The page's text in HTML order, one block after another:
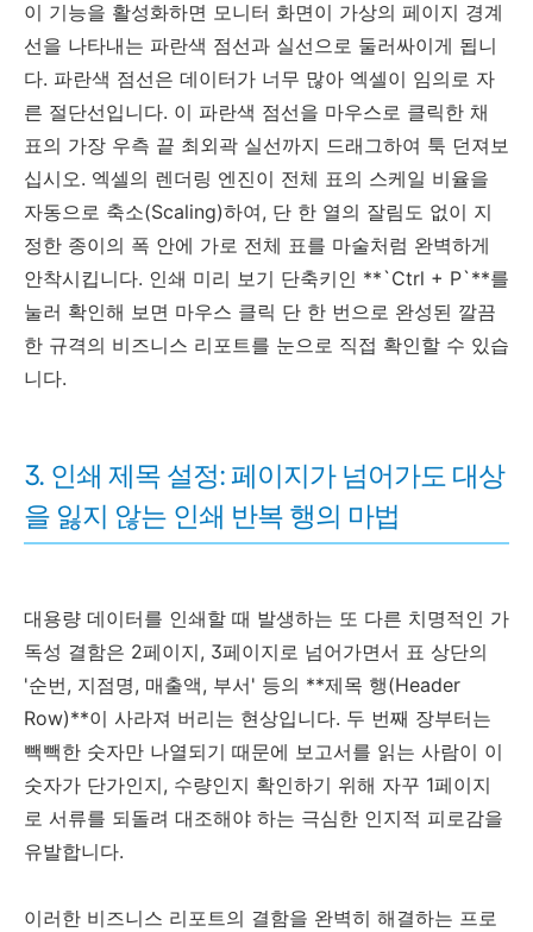
이 기능을 활성화하면 모니터 화면이 가상의 페이지 경계
선을 나타내는 파란색 점선과 실선으로 둘러싸이게 됩니
다. 파란색 점선은 데이터가 너무 많아 엑셀이 임의로 자
른 절단선입니다. 이 파란색 점선을 마우스로 클릭한 채
표의 가장 우측 끝 최외곽 실선까지 드래그하여 툭 던져보
십시오. 엑셀의 렌더링 엔진이 전체 표의 스케일 비율을
자동으로 축소(Scaling)하여, 단 한 열의 잘림도 없이 지
정한 종이의 폭 안에 가로 전체 표를 마술처럼 완벽하게
안착시킵니다. 인쇄 미리 보기 단축키인 **`Ctrl + P`**를
눌러 확인해 보면 마우스 클릭 단 한 번으로 완성된 깔끔
한 규격의 비즈니스 리포트를 눈으로 직접 확인할 수 있습
니다.
3. 인쇄 제목 설정: 페이지가 넘어가도 대상
을 잃지 않는 인쇄 반복 행의 마법
대용량 데이터를 인쇄할 때 발생하는 또 다른 치명적인 가
독성 결함은 2페이지, 3페이지로 넘어가면서 표 상단의
'순번, 지점명, 매출액, 부서' 등의 **제목 행(Header
Row)**이 사라져 버리는 현상입니다. 두 번째 장부터는
빽빽한 숫자만 나열되기 때문에 보고서를 읽는 사람이 이
숫자가 단가인지, 수량인지 확인하기 위해 자꾸 1페이지
로 서류를 되돌려 대조해야 하는 극심한 인지적 피로감을
유발합니다.
이러한 비즈니스 리포트의 결함을 완벽히 해결하는 프로